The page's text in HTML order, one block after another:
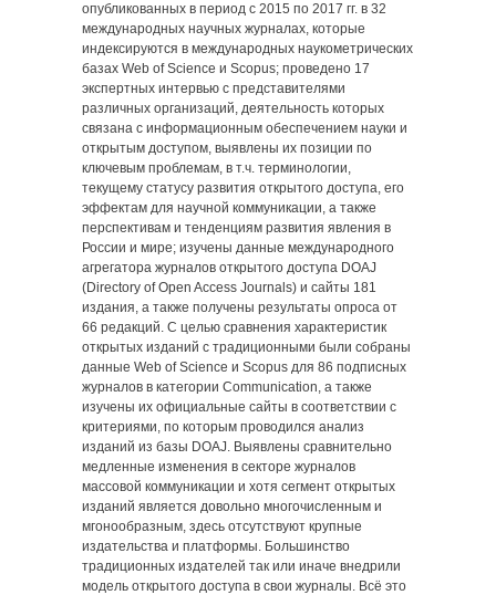
опубликованных в период с 2015 по 2017 гг. в 32
международных научных журналах, которые
индексируются в международных наукометрических
базах Web of Science и Scopus; проведено 17
экспертных интервью с представителями
различных организаций, деятельность которых
связана с информационным обеспечением науки и
открытым доступом, выявлены их позиции по
ключевым проблемам, в т.ч. терминологии,
текущему статусу развития открытого доступа, его
эффектам для научной коммуникации, а также
перспективам и тенденциям развития явления в
России и мире; изучены данные международного
агрегатора журналов открытого доступа DOAJ
(Directory of Open Access Journals) и сайты 181
издания, а также получены результаты опроса от
66 редакций. С целью сравнения характеристик
открытых изданий с традиционными были собраны
данные Web of Science и Scopus для 86 подписных
журналов в категории Communication, а также
изучены их официальные сайты в соответствии с
критериями, по которым проводился анализ
изданий из базы DOAJ. Выявлены сравнительно
медленные изменения в секторе журналов
массовой коммуникации и хотя сегмент открытых
изданий является довольно многочисленным и
мгонообразным, здесь отсутствуют крупные
издательства и платформы. Большинство
традиционных издателей так или иначе внедрили
модель открытого доступа в свои журналы. Всё это